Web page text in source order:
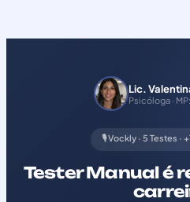
Lic.
Psicóloga ·
🎙️ Vockly · 5 Testes ·
Tester Manual é